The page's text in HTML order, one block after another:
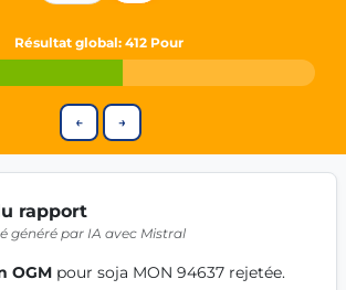
Votes (CSV), one of Germany's most
Join us to advance digital
your skills in technology, design,
Help us strengthen accountability
Résultat global: 412 Pour
← →
rapport
généré par IA avec Mistral
OGM pour soja MON 94637 rejetée.